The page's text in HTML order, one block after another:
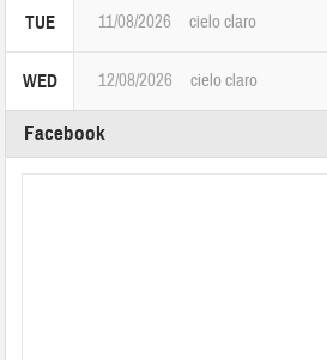
TUE 11/08/2026 cielo claro
WED 12/08/2026 cielo claro
Facebook